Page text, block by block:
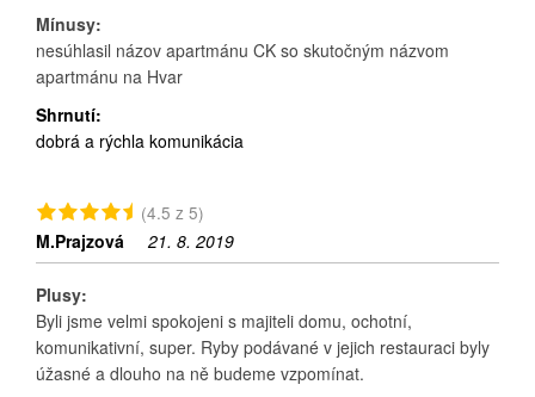
Mínusy:
nesúhlasil názov apartmánu CK so skutočným názvom
apartmánu na Hvar
Shrnutí:
dobrá a rýchla komunikácia
(4.5 z 5)
M.Prajzová
21. 8. 2019
Plusy:
Byli jsme velmi spokojeni s majiteli domu, ochotní,
komunikativní, super. Ryby podávané v jejich restauraci byly
úžasné a dlouho na ně budeme vzpomínat.